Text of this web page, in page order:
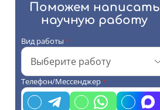
Поможем написать
научную работу
Вид работы *
Телефон/Мессенджер *